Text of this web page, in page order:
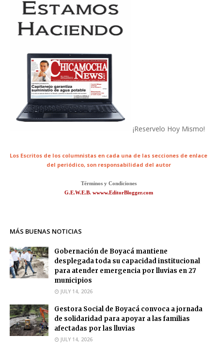
¡Reservelo Hoy Mismo!
Los Escritos de los columnistas en cada una de las secciones de enlace
del periódico, son responsabilidad del autor
Términos y Condiciones
G.E.W.E.B. wwww.EditorBlogger.com
MÁS BUENAS NOTICIAS
Gobernación de Boyacá mantiene
desplegada toda su capacidad institucional
para atender emergencia por lluvias en 27
municipios
JULY 14, 2026
Gestora Social de Boyacá convoca a jornada
de solidaridad para apoyar a las familias
afectadas por las lluvias
JULY 14, 2026